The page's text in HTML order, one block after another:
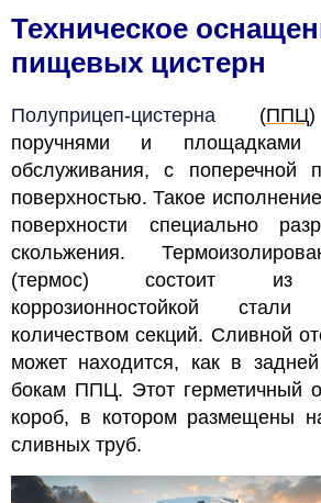
Техническое
пищевых цистерн
Полуприцеп-цистерна (ППЦ)
поручнями и площадками
обслуживания, с поперечной
поверхностью. Такое
поверхности специально
скольжения.
(термос) состоит из
коррозионностойкой
количеством секций. Сливной
может находится, как в
бокам ППЦ. Этот герметичный
короб, в котором размещены
сливных труб.